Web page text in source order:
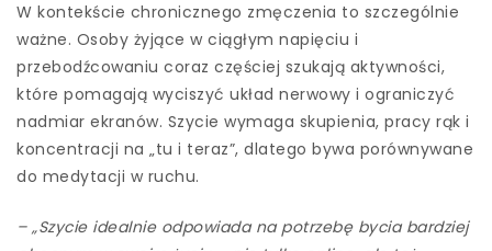
W kontekście chronicznego zmęczenia to szczególnie
ważne. Osoby żyjące w ciągłym napięciu i
przebodźcowaniu coraz częściej szukają aktywności,
które pomagają wyciszyć układ nerwowy i ograniczyć
nadmiar ekranów. Szycie wymaga skupienia, pracy rąk i
koncentracji na „tu i teraz”, dlatego bywa porównywane
do medytacji w ruchu.
– „Szycie idealnie odpowiada na potrzebę bycia bardziej